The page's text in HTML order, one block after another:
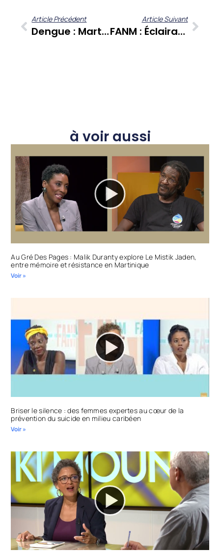
Article Précédent
Dengue : Martinique Et Guadeloupe En Pré-Alerte Épidémique, L’ARS Décrypte La Situation
Article Suivant
FANM : Éclairages Sur L’engagement Féminin En Martinique Avec Mélissa Jupiter Et Laura Chatenay Rivauday
à voir aussi
Au Gré Des Pages : Malik Duranty explore Le Mistik Jaden,
entre mémoire et résistance en Martinique
Voir »
Briser le silence : des femmes expertes au cœur de la
prévention du suicide en milieu caribéen
Voir »